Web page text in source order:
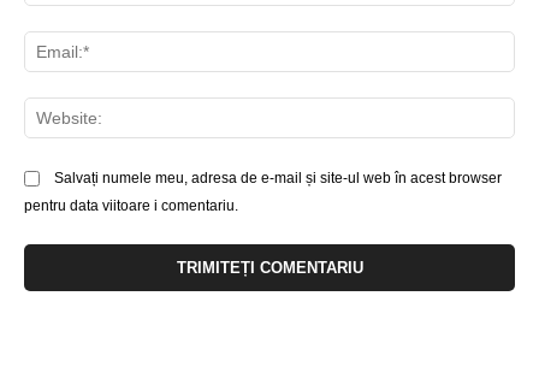
Salvați numele meu, adresa de e-mail și site-ul web în acest browser
pentru data viitoare i comentariu.